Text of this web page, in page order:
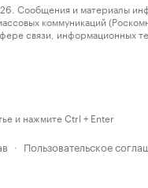
и материалы
коммуникаций
связи,
и нажмите Ctrl + Enter
· Пользовательское